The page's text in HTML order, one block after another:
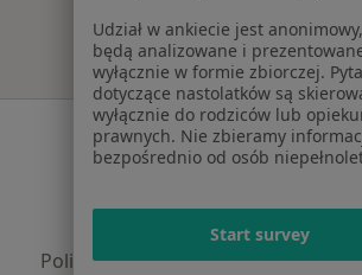
Serwis
Regulamin
Polityka prywatności
Polityka prywatności
Polityka prywatności dla
Udział w ankiecie jest
będą analizowane i
wyłącznie w formie zbiorczej.
dotyczące nastolatków są
wyłącznie do rodziców lub
prawnych. Nie zbieramy
bezpośrednio od osób
Start survey